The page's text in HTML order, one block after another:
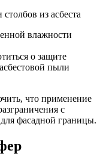
из асбеста
влажности
о защите
пыли
что применение
с
фасадной границы.